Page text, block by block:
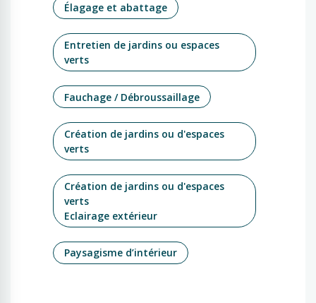
Élagage et abattage
Entretien de jardins ou espaces
verts
Fauchage / Débroussaillage
Création de jardins ou d'espaces
verts
Création de jardins ou d'espaces
verts
Eclairage extérieur
Paysagisme d’intérieur